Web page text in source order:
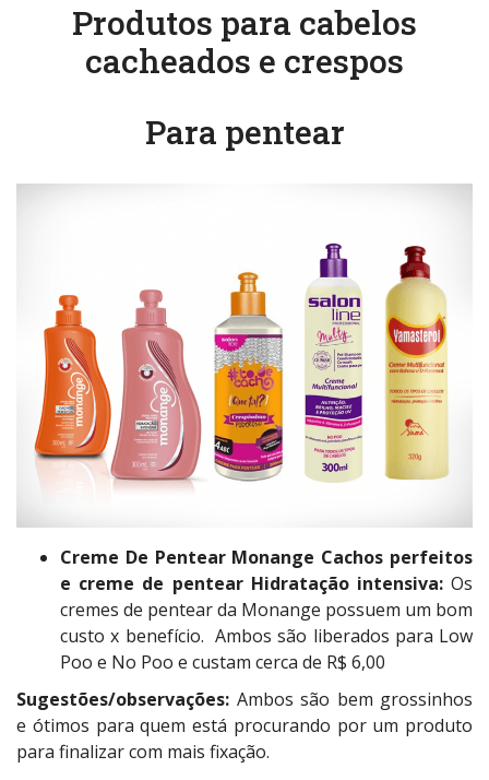
Produtos para cabelos
cacheados e crespos
Para pentear
Creme De Pentear Monange Cachos perfeitos
e creme de pentear Hidratação intensiva:Os
cremes de pentear da Monange possuem um bom
custo x benefício. Ambos são liberados para Low
Poo e No Poo e custam cerca de R$ 6,00
Sugestões/observações: Ambos são bem grossinhos
e ótimos para quem está procurando por um produto
para finalizar com mais fixação.